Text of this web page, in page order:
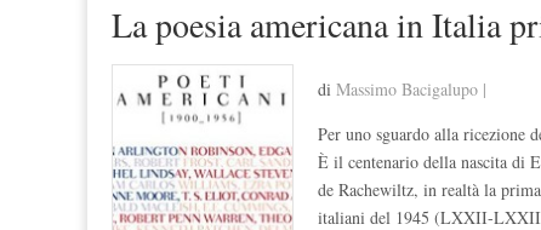
La poesia americana in Italia
di Massimo Bacigalupo |
Per uno sguardo alla ricezione
È il centenario della nascita di
de Rachewiltz, in realtà la
italiani del 1945 (LXXII-